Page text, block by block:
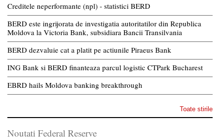
Creditele neperformante (npl) - statistici BERD
BERD este ingrijorata de investigatia autoritatilor din Republica
Moldova la Victoria Bank, subsidiara Bancii Transilvania
BERD dezvaluie cat a platit pe actiunile Piraeus Bank
ING Bank si BERD finanteaza parcul logistic CTPark Bucharest
EBRD hails Moldova banking breakthrough
Toate stirile
Noutati Federal Reserve